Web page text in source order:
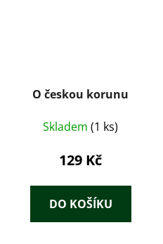
O českou korunu
Skladem (1 ks)
129 Kč
DO KOŠÍKU